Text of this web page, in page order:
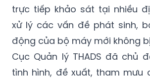
trực tiếp khảo sát tại nhiều
xử lý các vấn đề phát sinh,
động của bộ máy mới không
Cục Quản lý THADS đã chủ
tình hình, đề xuất, tham mưu